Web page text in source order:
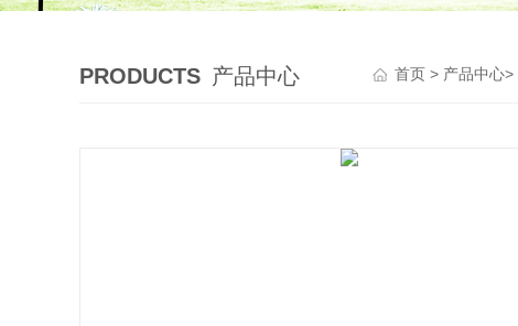
PRODUCTS 产品中心 首页 > 产品中心>